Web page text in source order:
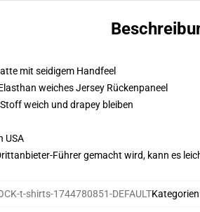
mit seidigem Handfeel
weiches Jersey Rückenpaneel
weich und drapey bleiben
USA
Führer gemacht wird, kann es
t-shirts-1744780851-DEFAULTKategorien